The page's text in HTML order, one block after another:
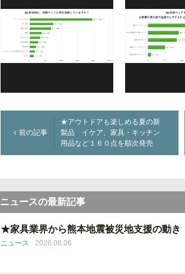
前の記事
★アウトドアも楽しめる夏の新
製品 イケア、家具・キッチン
用品など１６０点を順次発売
ニュースの最新記事
★家具業界から熊本地震被災地支援の動
ニュース 2026.08.06